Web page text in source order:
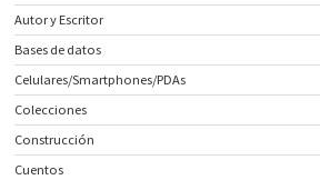
Autor y Escritor
Bases de datos
Celulares/Smartphones/PDAs
Colecciones
Construcción
Cuentos